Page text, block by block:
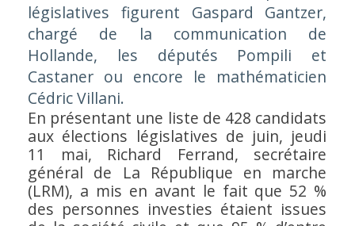
législatives figurent Gaspard Gantzer,
chargé de la communication de
Hollande, les députés Pompili et
Castaner ou encore le mathématicien
Cédric Villani.
En présentant une liste de 428 candidats
aux élections législatives de juin, jeudi
11 mai, Richard Ferrand, secrétaire
général de La République en marche
(LRM), a mis en avant le fait que 52 %
des personnes investies étaient issues